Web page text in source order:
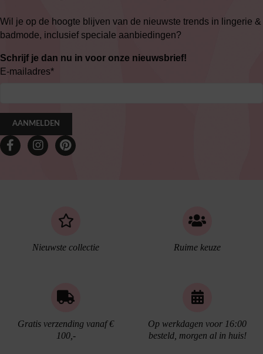
Wil je op de hoogte blijven van de nieuwste trends in lingerie &
badmode, inclusief speciale aanbiedingen?
Schrijf je dan nu in voor onze nieuwsbrief!
E-mailadres*
AANMELDEN
Nieuwste collectie Ruime keuze
Gratis verzending vanaf €
100,-
Op werkdagen voor 16:00
besteld, morgen al in huis!